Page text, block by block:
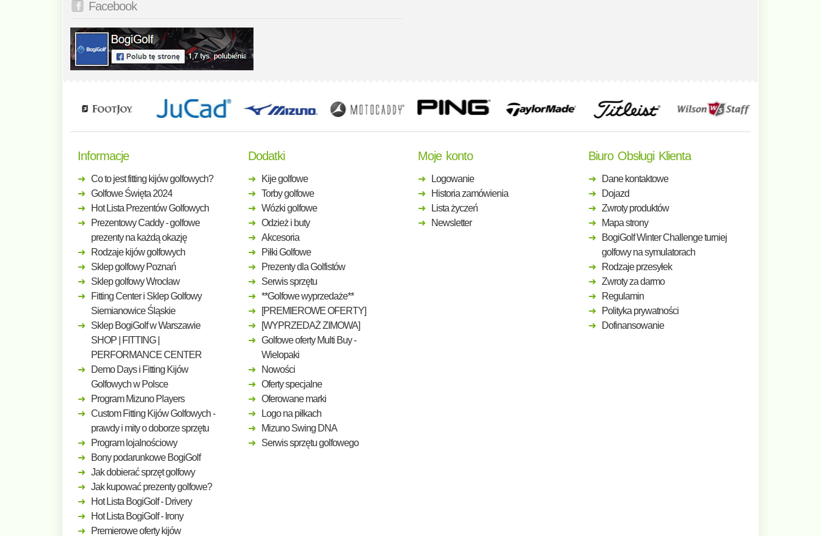
Facebook
Informacje
Co to jest fitting kijów golfowych?
Golfowe Święta 2024
Hot Lista Prezentów Golfowych
Prezentowy Caddy - golfowe
prezenty na każdą okazję
Rodzaje kijów golfowych
Sklep golfowy Poznań
Sklep golfowy Wrocław
Fitting Center i Sklep Golfowy
Siemianowice Śląskie
Sklep BogiGolf w Warszawie
SHOP | FITTING |
PERFORMANCE CENTER
Demo Days i Fitting Kijów
Golfowych w Polsce
Program Mizuno Players
Custom Fitting Kijów Golfowych -
prawdy i mity o doborze sprzętu
Program lojalnościowy
Bony podarunkowe BogiGolf
Jak dobierać sprzęt golfowy
Jak kupować prezenty golfowe?
Hot Lista BogiGolf - Drivery
Hot Lista BogiGolf - Irony
Premierowe oferty kijów
Dodatki
Kije golfowe
Torby golfowe
Wózki golfowe
Odzież i buty
Akcesoria
Piłki Golfowe
Prezenty dla Golfistów
Serwis sprzętu
**Golfowe wyprzedaże**
[PREMIEROWE OFERTY]
[WYPRZEDAŻ ZIMOWA]
Golfowe oferty Multi Buy -
Wielopaki
Nowości
Oferty specjalne
Oferowane marki
Logo na piłkach
Mizuno Swing DNA
Serwis sprzętu golfowego
Moje konto
Logowanie
Historia zamówienia
Lista życzeń
Newsletter
Biuro Obsługi Klienta
Dane kontaktowe
Dojazd
Zwroty produktów
Mapa strony
BogiGolf Winter Challenge turniej
golfowy na symulatorach
Rodzaje przesyłek
Zwroty za darmo
Regulamin
Polityka prywatności
Dofinansowanie